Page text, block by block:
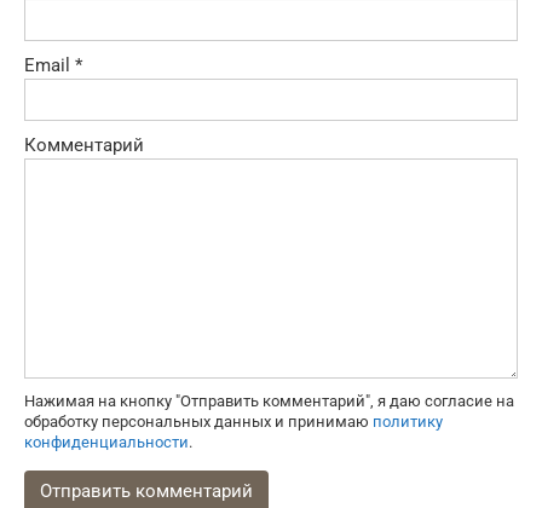
Email *
Комментарий
Нажимая на кнопку "Отправить комментарий", я даю согласие на
обработку персональных данных и принимаю политику
конфиденциальности.